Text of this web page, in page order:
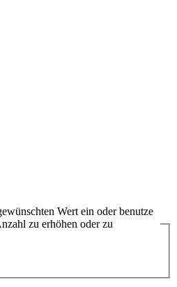
Wert ein oder benutze
zu erhöhen oder zu